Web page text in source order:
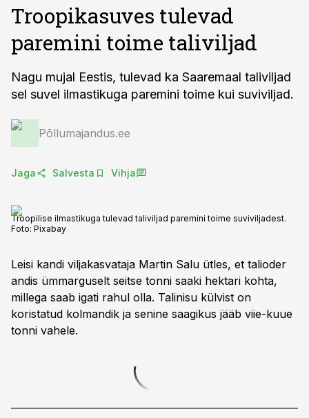
Troopikasuves tulevad
paremini toime taliviljad
Nagu mujal Eestis, tulevad ka Saaremaal taliviljad
sel suvel ilmastikuga paremini toime kui suviviljad.
Põllumajandus.ee
Jaga Salvesta Vihja
Troopilise ilmastikuga tulevad taliviljad paremini toime suviviljadest.
Foto: Pixabay
Leisi kandi viljakasvataja Martin Salu ütles, et talioder
andis ümmarguselt seitse tonni saaki hektari kohta,
millega saab igati rahul olla. Talinisu külvist on
koristatud kolmandik ja senine saagikus jääb viie-kuue
tonni vahele.